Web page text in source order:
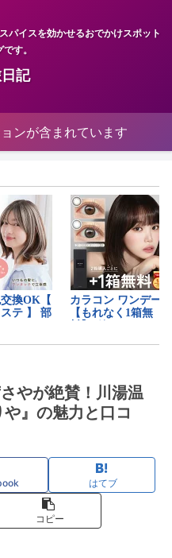
パイスを効かせるおでかけスポット
す。
記
ンが含まれています
やが絶賛！川湯温
』の魅力と口コ
はてブ
コピー